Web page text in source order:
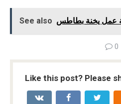
ce
b
k
tt
er
ail d
di dI
n
See also عمل يخنة بطاطس
0
Like this post? Please